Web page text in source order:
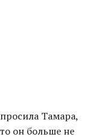
Тамара,
он больше не